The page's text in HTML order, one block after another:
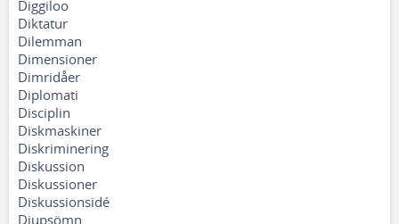
Diggiloo
Diktatur
Dilemman
Dimensioner
Dimridåer
Diplomati
Disciplin
Diskmaskiner
Diskriminering
Diskussion
Diskussioner
Diskussionsidé
Djupsömn